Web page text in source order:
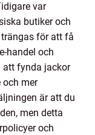
var
butiker och
för att få
handel och
att fynda jackor
och mer
är att du
men detta
och